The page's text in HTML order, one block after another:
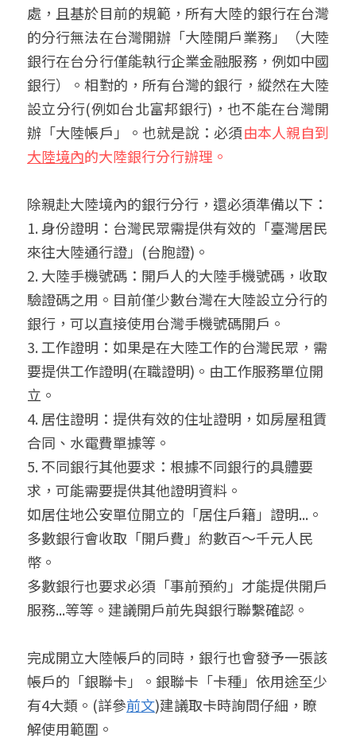
處，且基於目前的規範，所有大陸的銀行在台灣
的分行無法在台灣開辦「大陸開戶業務」（大陸
銀行在台分行僅能執行企業金融服務，例如中國
銀行）。相對的，所有台灣的銀行，縱然在大陸
設立分行(例如台北富邦銀行)，也不能在台灣開
辦「大陸帳戶」。也就是說：必須由本人親自到
大陸境內的大陸銀行分行辦理。
除親赴大陸境內的銀行分行，還必須準備以下：
1. 身份證明：台灣民眾需提供有效的「臺灣居民
來往大陸通行證」(台胞證)。
2. 大陸手機號碼：開戶人的大陸手機號碼，收取
驗證碼之用。目前僅少數台灣在大陸設立分行的
銀行，可以直接使用台灣手機號碼開戶。
3. 工作證明：如果是在大陸工作的台灣民眾，需
要提供工作證明(在職證明)。由工作服務單位開
立。
4. 居住證明：提供有效的住址證明，如房屋租賃
合同、水電費單據等。
5. 不同銀行其他要求：根據不同銀行的具體要
求，可能需要提供其他證明資料。
如居住地公安單位開立的「居住戶籍」證明...。
多數銀行會收取「開戶費」約數百～千元人民
幣。
多數銀行也要求必須「事前預約」才能提供開戶
服務...等等。建議開戶前先與銀行聯繫確認。
完成開立大陸帳戶的同時，銀行也會發予一張該
帳戶的「銀聯卡」。銀聯卡「卡種」依用途至少
有4大類。(詳參前文)建議取卡時詢問仔細，瞭
解使用範圍。